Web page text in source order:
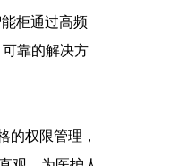
柜通过高频
靠的解决方
的权限管理，